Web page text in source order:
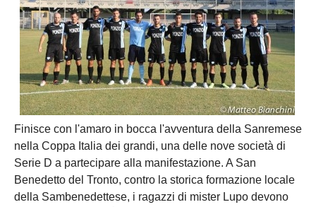
Finisce con l'amaro in bocca l'avventura della Sanremese
nella Coppa Italia dei grandi, una delle nove società di
Serie D a partecipare alla manifestazione. A San
Benedetto del Tronto, contro la storica formazione locale
della Sambenedettese, i ragazzi di mister Lupo devono